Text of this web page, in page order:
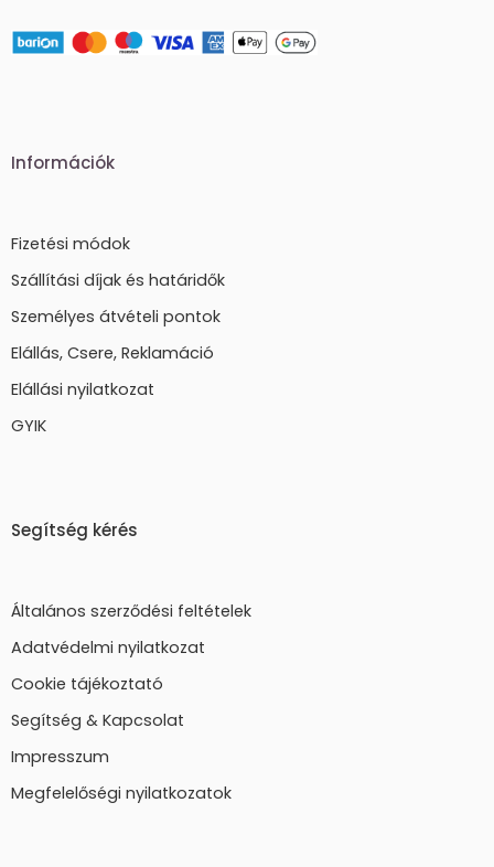
Információk
Fizetési módok
Szállítási díjak és határidők
Személyes átvételi pontok
Elállás, Csere, Reklamáció
Elállási nyilatkozat
GYIK
Segítség kérés
Általános szerződési feltételek
Adatvédelmi nyilatkozat
Cookie tájékoztató
Segítség & Kapcsolat
Impresszum
Megfelelőségi nyilatkozatok